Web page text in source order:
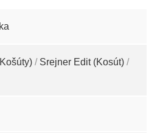
/ Srejner Edit (Kosút) /